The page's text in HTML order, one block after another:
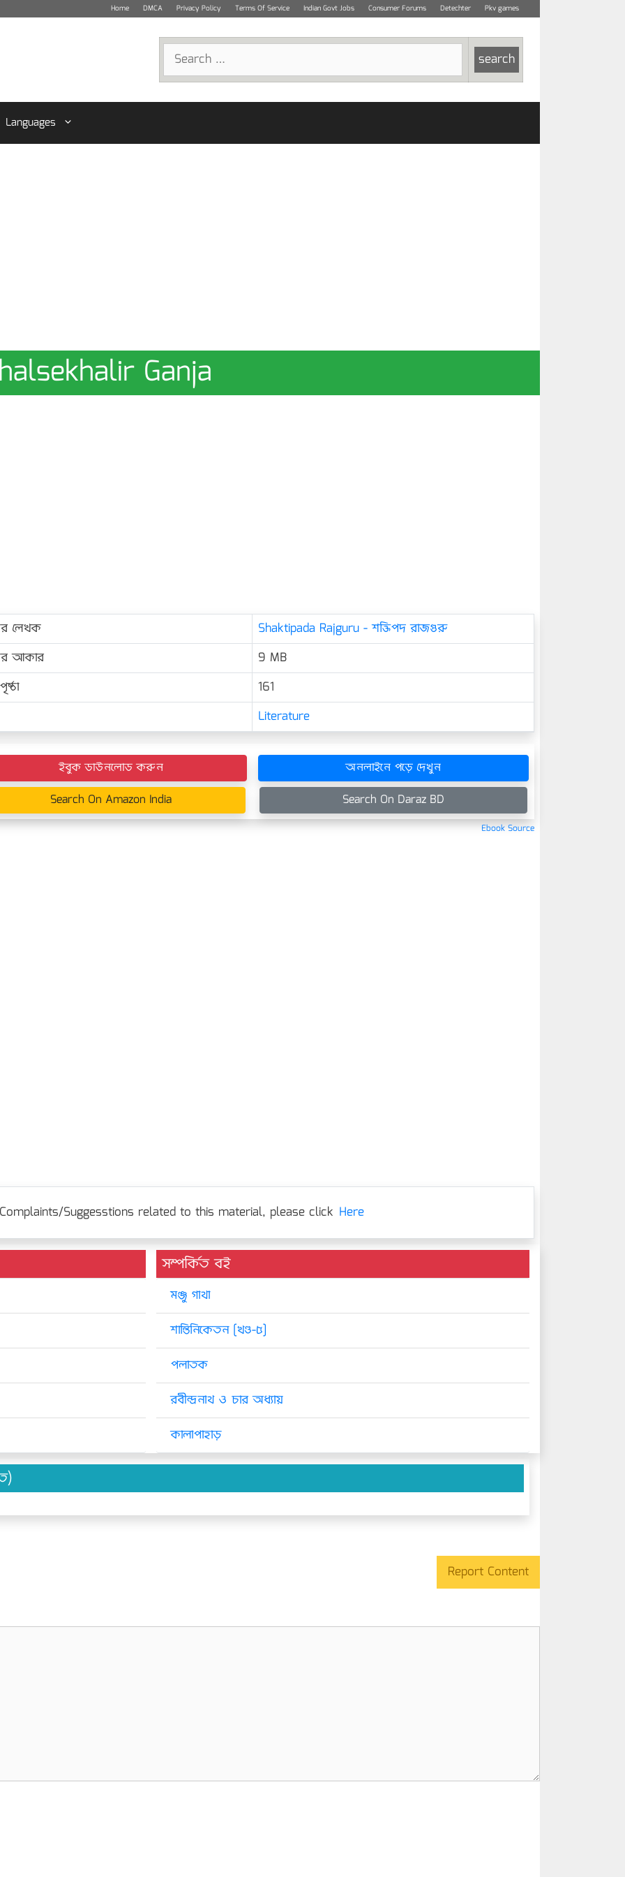
Home DMCA Privacy Policy Terms Of Service Indian Govt Jobs Consumer Forums Detechter Pkv games
Search
for:
Languages
Ganja
লেখক
Shaktipada Rajguru - শক্তিপদ রাজগুরু
আকার
9 MB
161
Literature
ইবুক ডাউনলোড করুন
অনলাইনে পড়ে দেখুন
Search On Amazon India
Search On Daraz BD
Ebook Source
Suggesstions related to this material, please click Here
সম্পর্কিত বই
মঞ্জু গাথা
শান্তিনিকেতন [খণ্ড-৫]
পলাতক
রবীন্দ্রনাথ ও চার অধ্যায়
কালাপাহাড়
Report Content